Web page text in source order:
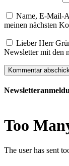
Name, E-Mail-
meinen nächsten
Lieber Herr
Newsletter mit den